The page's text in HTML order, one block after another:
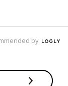
by